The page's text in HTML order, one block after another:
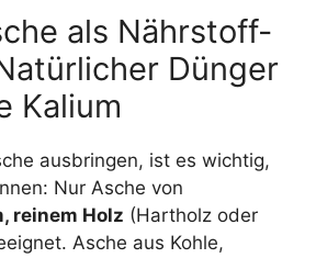
als Nährstoff-
Dünger
Kalium
ausbringen, ist es wichtig,
Nur Asche von
reinem Holz (Hartholz oder
Asche aus Kohle,